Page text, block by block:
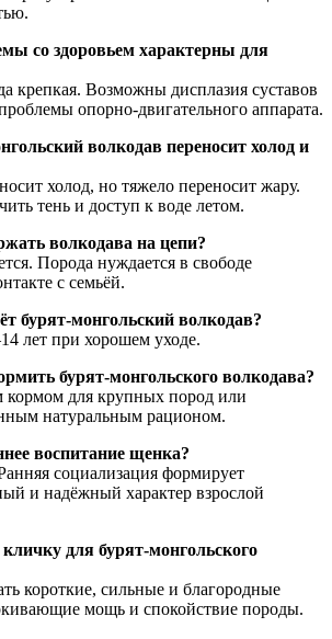
со здоровьем характерны для
крепкая. Возможны дисплазия суставов
опорно-двигательного аппарата.
волкодав переносит холод и
холод, но тяжело переносит жару.
тень и доступ к воде летом.
волкодава на цепи?
Порода нуждается в свободе
с семьёй.
бурят-монгольский волкодав?
лет при хорошем уходе.
бурят-монгольского волкодава?
кормом для крупных пород или
натуральным рационом.
воспитание щенка?
социализация формирует
и надёжный характер взрослой
для бурят-монгольского
короткие, сильные и благородные
мощь и спокойствие породы.